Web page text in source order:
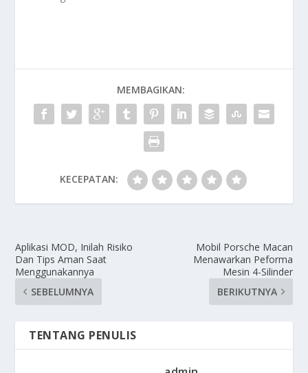
MEMBAGIKAN:
KECEPATAN:
Aplikasi MOD, Inilah Risiko
Dan Tips Aman Saat
Menggunakannya
SEBELUMNYA
Mobil Porsche Macan
Menawarkan Peforma
Mesin 4-Silinder
BERIKUTNYA
TENTANG PENULIS